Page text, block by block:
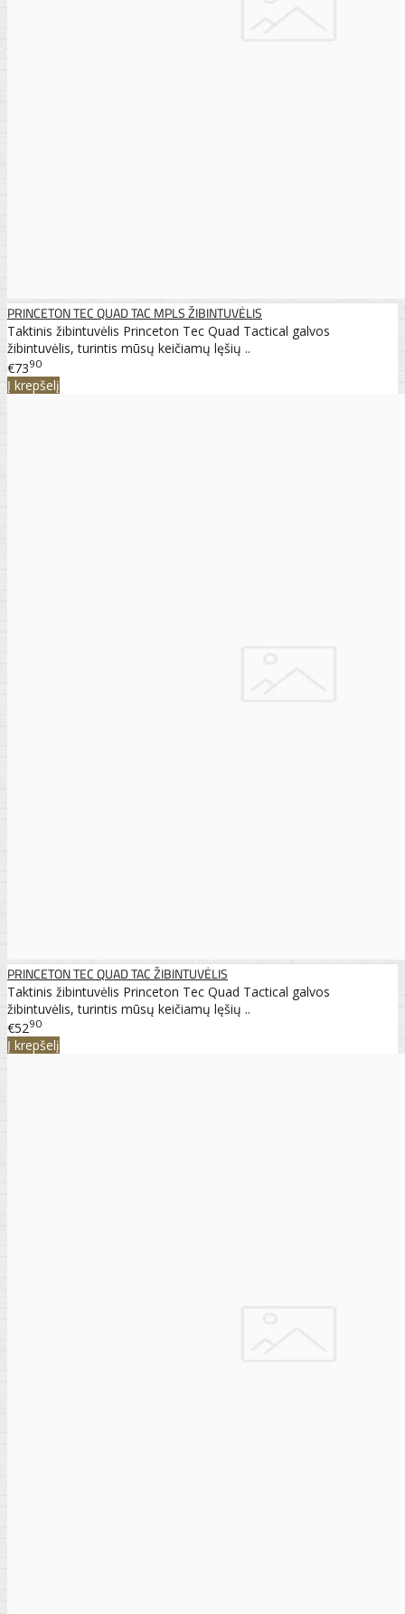
PRINCETON TEC QUAD TAC MPLS ŽIBINTUVĖLIS
Taktinis žibintuvėlis Princeton Tec Quad Tactical galvos
žibintuvėlis, turintis mūsų keičiamų lęšių ..
€7390
Į krepšelį
PRINCETON TEC QUAD TAC ŽIBINTUVĖLIS
Taktinis žibintuvėlis Princeton Tec Quad Tactical galvos
žibintuvėlis, turintis mūsų keičiamų lęšių ..
€5290
Į krepšelį